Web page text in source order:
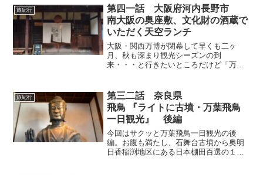
上通行止めの迂回、迂回の迂回地獄！！
のその2、読んでから歩くか、歩いてから
読むか（笑）。
旅紀行
第四一話 大阪府河内長野市
南大阪の奥座敷、文化財の酒蔵で
いただく天空ランチ
大阪・関西万博が閉幕して早くも二ヶ
月、秋も深まり観光シーズンの到
来・・・と行きたいところだけど「万博
力を紹介したい。なんばから30分で行け
る、南大阪の奥座敷、重文の酒蔵で頂く
大阪もんの天空ランチなどを紹介。
旅紀行
第三二話 奈良県
飛鳥 『ライトに古墳・万葉飛鳥
一日観光』 後編
今回はサクッと万葉飛鳥一日観光の後
編。お腹も満たし、石舞台古墳から奥明
日香稲渕地区にある日本棚田百選の１つ